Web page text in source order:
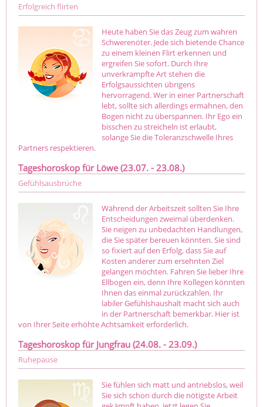
Erfolgreich flirten
Heute haben Sie das Zeug zum wahren
Schwerenöter. Jede sich bietende Chance
zu einem kleinen Flirt erkennen und
ergreifen Sie sofort. Durch Ihre
unverkrampfte Art stehen die
Erfolgsaussichten übrigens
hervorragend. Wer in einer Partnerschaft
lebt, sollte sich allerdings ermahnen, den
Bogen nicht zu überspannen. Ihr Ego ein
bisschen zu streicheln ist erlaubt,
solange Sie die Toleranzschwelle Ihres
Partners respektieren.
Tageshoroskop für Löwe (23.07. - 23.08.)
Gefühlsausbrüche
Während der Arbeitszeit sollten Sie Ihre
Entscheidungen zweimal überdenken.
Sie neigen zu unbedachten Handlungen,
die Sie später bereuen könnten. Sie sind
so fixiert auf den Erfolg, dass Sie auf
Kosten anderer zum ersehnten Ziel
gelangen möchten. Fahren Sie lieber Ihre
Ellbogen ein, denn Ihre Kollegen könnten
Ihnen das einmal zurückzahlen. Ihr
labiler Gefühlshaushalt macht sich auch
in der Partnerschaft bemerkbar. Hier ist
von Ihrer Seite erhöhte Achtsamkeit erforderlich.
Tageshoroskop für Jungfrau (24.08. - 23.09.)
Ruhepause
Sie fühlen sich matt und antriebslos, weil
Sie sich schon durch die nötigste Arbeit